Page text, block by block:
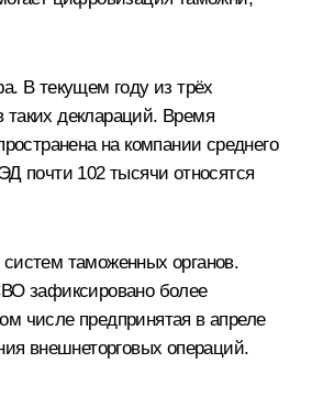
В текущем году из трёх
таких деклараций. Время
на компании среднего
почти 102 тысячи относятся
таможенных органов.
зафиксировано более
числе предпринятая в апреле
внешнеторговых операций.